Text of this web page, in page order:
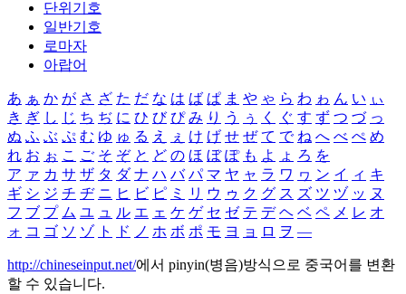
단위기호
일반기호
로마자
아랍어
あ ぁ か が さ ざ た だ な は ば ぱ ま や ゃ ら わ ゎ ん い ぃ
き ぎ し じ ち ぢ に ひ び ぴ み り う ぅ く ぐ す ず つ づ っ
ぬ ふ ぶ ぷ む ゆ ゅ る え ぇ け げ せ ぜ て で ね へ べ ぺ め
れ お ぉ こ ご そ ぞ と ど の ほ ぼ ぽ も よ ょ ろ を
ア ァ カ サ ザ タ ダ ナ ハ バ パ マ ヤ ャ ラ ワ ヮ ン イ ィ キ
ギ シ ジ チ ヂ ニ ヒ ビ ピ ミ リ ウ ゥ ク グ ス ズ ツ ヅ ッ ヌ
フ ブ プ ム ユ ュ ル エ ェ ケ ゲ セ ゼ テ デ ヘ ベ ペ メ レ オ
ォ コ ゴ ソ ゾ ト ド ノ ホ ボ ポ モ ヨ ョ ロ ヲ ―
http://chineseinput.net/에서 pinyin(병음)방식으로 중국어를 변환
할 수 있습니다.